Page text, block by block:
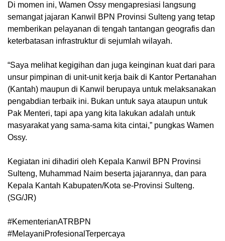
Di momen ini, Wamen Ossy mengapresiasi langsung
semangat jajaran Kanwil BPN Provinsi Sulteng yang tetap
memberikan pelayanan di tengah tantangan geografis dan
keterbatasan infrastruktur di sejumlah wilayah.
“Saya melihat kegigihan dan juga keinginan kuat dari para
unsur pimpinan di unit-unit kerja baik di Kantor Pertanahan
(Kantah) maupun di Kanwil berupaya untuk melaksanakan
pengabdian terbaik ini. Bukan untuk saya ataupun untuk
Pak Menteri, tapi apa yang kita lakukan adalah untuk
masyarakat yang sama-sama kita cintai,” pungkas Wamen
Ossy.
Kegiatan ini dihadiri oleh Kepala Kanwil BPN Provinsi
Sulteng, Muhammad Naim beserta jajarannya, dan para
Kepala Kantah Kabupaten/Kota se-Provinsi Sulteng.
(SG/JR)
#KementerianATRBPN
#MelayaniProfesionalTerpercaya